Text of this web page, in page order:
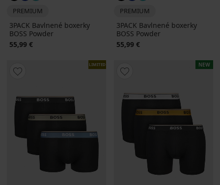
PREMIUM
3PACK Bavlnené boxerky
BOSS Powder
55,99 €
PREMIUM
3PACK Bavlnené boxerky
BOSS Powder
55,99 €
LIMITED NEW